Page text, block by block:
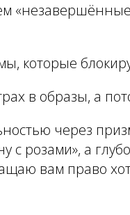
которые
в образы, а
через
розами», а
вам право